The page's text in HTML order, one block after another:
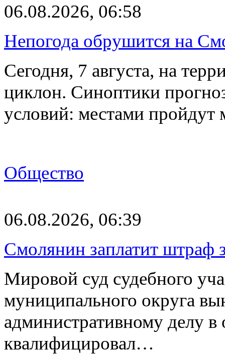
06.08.2026, 06:58
Непогода обрушится на
Сегодня, 7 августа, на
циклон. Синоптики
условий: местами
Общество
06.08.2026, 06:39
Смолянин заплатит штраф
Мировой суд судебного
муниципального округа
административному делу
квалифицировал…